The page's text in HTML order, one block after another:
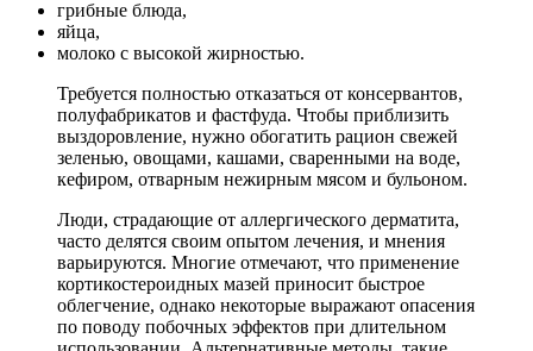
грибные блюда,
яйца,
молоко с высокой жирностью.
Требуется полностью отказаться от консервантов,
полуфабрикатов и фастфуда. Чтобы приблизить
выздоровление, нужно обогатить рацион свежей
зеленью, овощами, кашами, сваренными на воде,
кефиром, отварным нежирным мясом и бульоном.
Люди, страдающие от аллергического дерматита,
часто делятся своим опытом лечения, и мнения
варьируются. Многие отмечают, что применение
кортикостероидных мазей приносит быстрое
облегчение, однако некоторые выражают опасения
по поводу побочных эффектов при длительном